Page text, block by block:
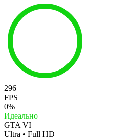
296
FPS
0%
Идеально
GTA VI
Ultra • Full HD